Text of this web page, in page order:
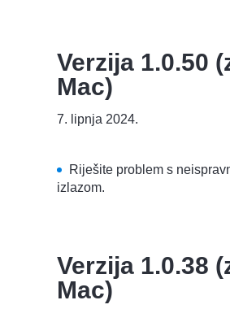
Verzija 1.0.50
Mac)
7. lipnja 2024.
Riješite problem s
izlazom.
Verzija 1.0.38
Mac)